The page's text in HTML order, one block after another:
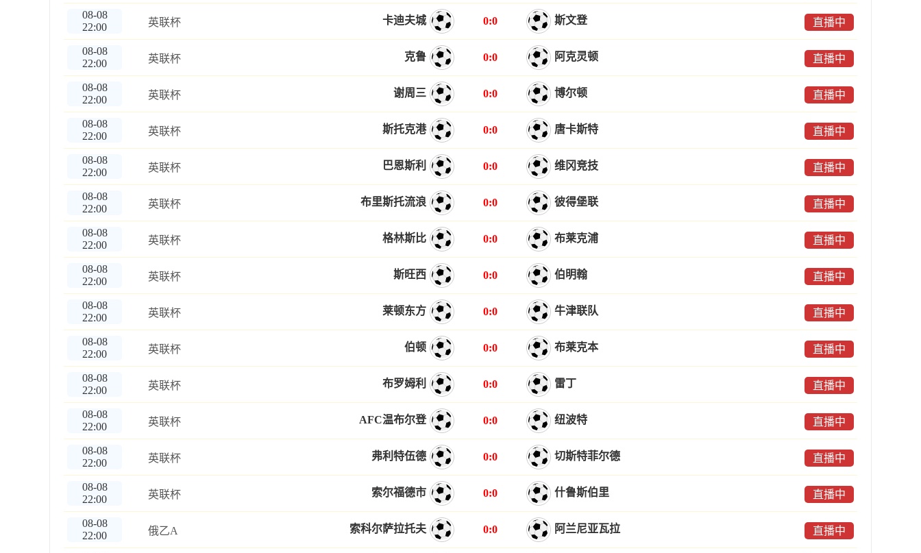
08-08
22:00
英联杯 卡迪夫城 0:0 斯文登 直播中
08-08
22:00
英联杯 克鲁 0:0 阿克灵顿 直播中
08-08
22:00
英联杯 谢周三 0:0 博尔顿 直播中
08-08
22:00
英联杯 斯托克港 0:0 唐卡斯特 直播中
08-08
22:00
英联杯 巴恩斯利 0:0 维冈竞技 直播中
08-08
22:00
英联杯 布里斯托流浪 0:0 彼得堡联 直播中
08-08
22:00
英联杯 格林斯比 0:0 布莱克浦 直播中
08-08
22:00
英联杯 斯旺西 0:0 伯明翰 直播中
08-08
22:00
英联杯 莱顿东方 0:0 牛津联队 直播中
08-08
22:00
英联杯 伯顿 0:0 布莱克本 直播中
08-08
22:00
英联杯 布罗姆利 0:0 雷丁 直播中
08-08
22:00
英联杯 AFC温布尔登 0:0 纽波特 直播中
08-08
22:00
英联杯 弗利特伍德 0:0 切斯特菲尔德 直播中
08-08
22:00
英联杯 索尔福德市 0:0 什鲁斯伯里 直播中
08-08
22:00
俄乙A 索科尔萨拉托夫 0:0 阿兰尼亚瓦拉 直播中